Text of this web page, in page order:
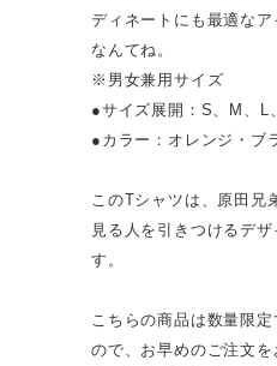
ディネートにも最適なア
なんてね。
※男女兼用サイズ
●サイズ展開：S、M、L
●カラー：オレンジ・ブ
このTシャツは、原田兄
見る人を引きつけるデザ
す。
こちらの商品は数量限
ので、お早めのご注文を